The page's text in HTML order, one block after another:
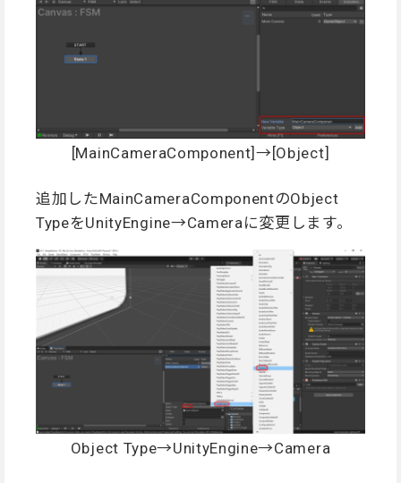
[MainCameraComponent]→[Object]
追加したMainCameraComponentのObject
TypeをUnityEngine→Cameraに変更します。
Object Type→UnityEngine→Camera